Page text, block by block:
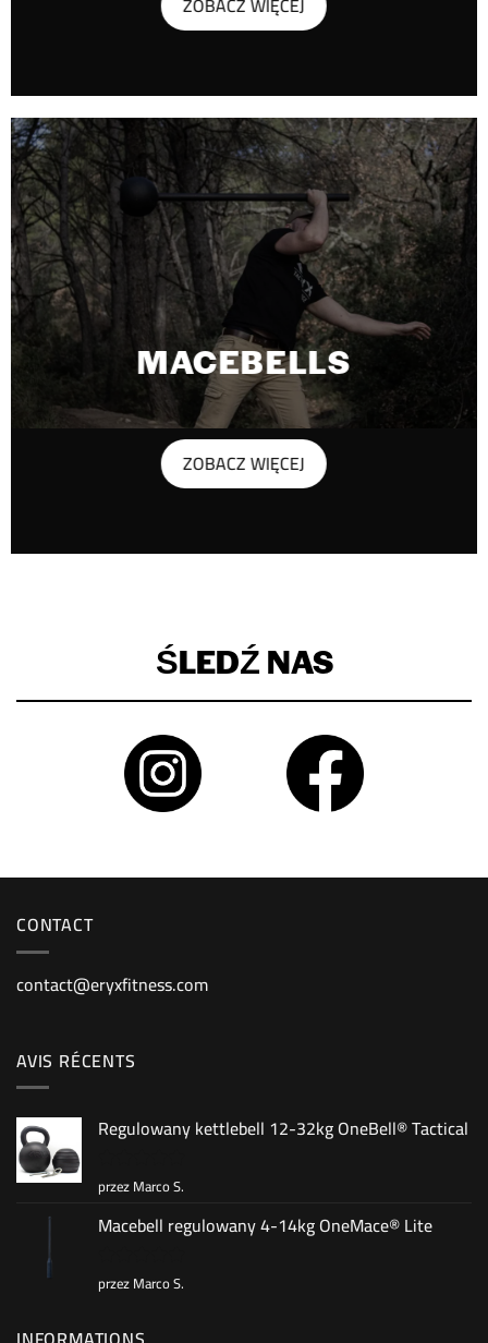
MACEBELLS
ZOBACZ WIĘCEJ
ŚLEDŹ NAS
CONTACT
contact@eryxfitness.com
AVIS RÉCENTS
Regulowany kettlebell 12-32kg OneBell® Tactical
Oceniono5
na 5
przez Marco S.
Macebell regulowany 4-14kg OneMace® Lite
Oceniono5
na 5
przez Marco S.